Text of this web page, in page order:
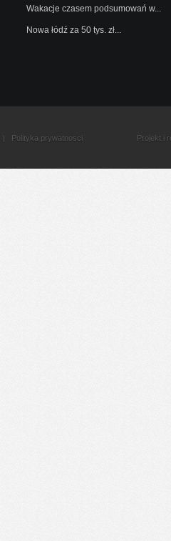
Wakacje czasem podsumowań w...
Nowa łódź za 50 tys. zł...
| Polityka prywatnosci Projekt i